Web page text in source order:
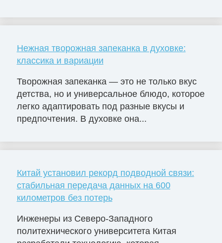
Нежная творожная запеканка в духовке:
классика и вариации
Творожная запеканка — это не только вкус
детства, но и универсальное блюдо, которое
легко адаптировать под разные вкусы и
предпочтения. В духовке она...
Китай установил рекорд подводной связи:
стабильная передача данных на 600
километров без потерь
Инженеры из Северо-Западного
политехнического университета Китая